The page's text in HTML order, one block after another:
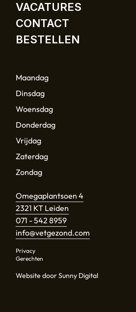
VACATURES
CONTACT
BESTELLEN
Maandag
Dinsdag
Woensdag
Donderdag
Vrijdag
Zaterdag
Zondag
Omegaplantsoen 4
2321 KT Leiden
071 - 542 8959
info@vetgezond.com
Privacy
Gerechten
Website door Sunny Digital